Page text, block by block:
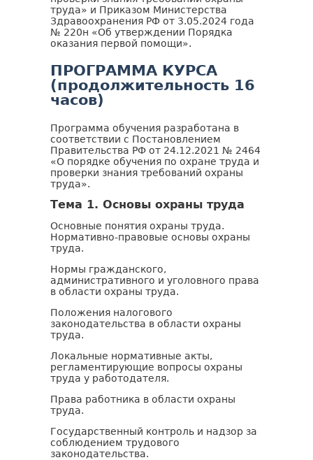
труда» и Приказом Министерства
Здравоохранения РФ от 3.05.2024 года
№ 220н «Об утверждении Порядка
оказания первой помощи».
ПРОГРАММА КУРСА
(продолжительность 16
часов)
Программа обучения разработана в
соответствии с Постановлением
Правительства РФ от 24.12.2021 № 2464
«О порядке обучения по охране труда и
проверки знания требований охраны
труда».
Тема 1. Основы охраны труда
Основные понятия охраны труда.
Нормативно-правовые основы охраны
труда.
Нормы гражданского,
административного и уголовного права
в области охраны труда.
Положения налогового
законодательства в области охраны
труда.
Локальные нормативные акты,
регламентирующие вопросы охраны
труда у работодателя.
Права работника в области охраны
труда.
Государственный контроль и надзор за
соблюдением трудового
законодательства.